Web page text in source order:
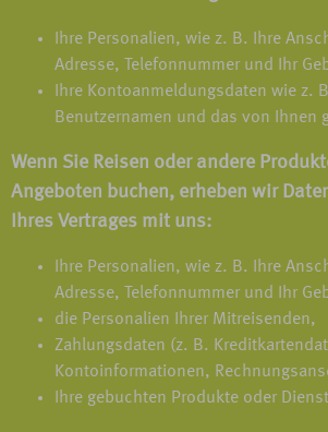
Ihre Personalien, wie z. B. Ihre
Adresse, Telefonnummer und Ihr
Ihre Kontoanmeldungsdaten wie z.
Benutzernamen und das von Ihnen
Wenn Sie Reisen oder andere
Angeboten buchen, erheben wir
Ihres Vertrages mit uns:
Ihre Personalien, wie z. B. Ihre
Adresse, Telefonnummer und Ihr
die Personalien Ihrer Mitreisenden,
Zahlungsdaten (z. B.
Kontoinformationen,
Ihre gebuchten Produkte oder